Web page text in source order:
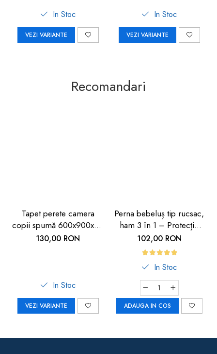
In Stoc
VEZI VARIANTE
In Stoc
VEZI VARIANTE
Recomandari
Tapet perete camera
copii spumă 600x900x9 -
Siguranță copii
130,00 RON
In Stoc
VEZI VARIANTE
Perna bebeluș tip rucsac,
ham 3 în 1 – Protecție
cap și spate cu design
avion
102,00 RON
In Stoc
ADAUGA IN COS